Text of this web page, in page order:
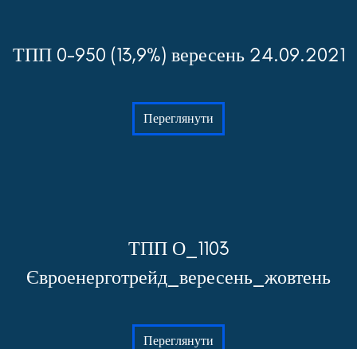
ТПП 0-950 (13,9%) вересень 24.09.2021
Переглянути
ТПП О_1103
Євроенерготрейд_вересень_жовтень
Переглянути